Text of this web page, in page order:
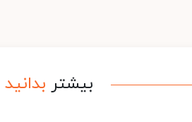
بیشتر بدانید